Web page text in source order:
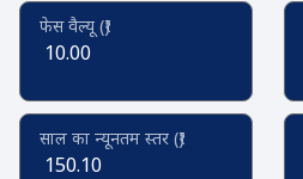
फेस वैल्यू (₹)
10.00
साल का न्यूनतम स्तर (₹)
150.10